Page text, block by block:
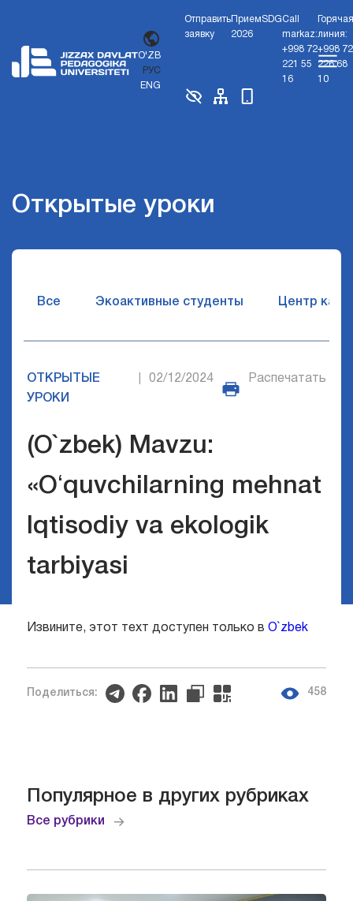
O'ZB
РУС
ENG
Отправить
заявку
Прием
2026
SDGCall
markaz:
+998 72
221 55
16
Горячая
линия:
+998 72
226 68
10
Открытые уроки
Все Экоактивные студенты Центр
ОТКРЫТЫЕ
УРОКИ
02/12/2024 Распечатать
(O`zbek) Mavzu:
«Oʻquvchilarning mehnat
Iqtisodiy va ekologik
tarbiyasi
Извините, этот техт доступен только в O`zbek
Поделиться: 458
Популярное в других рубриках
Все рубрики